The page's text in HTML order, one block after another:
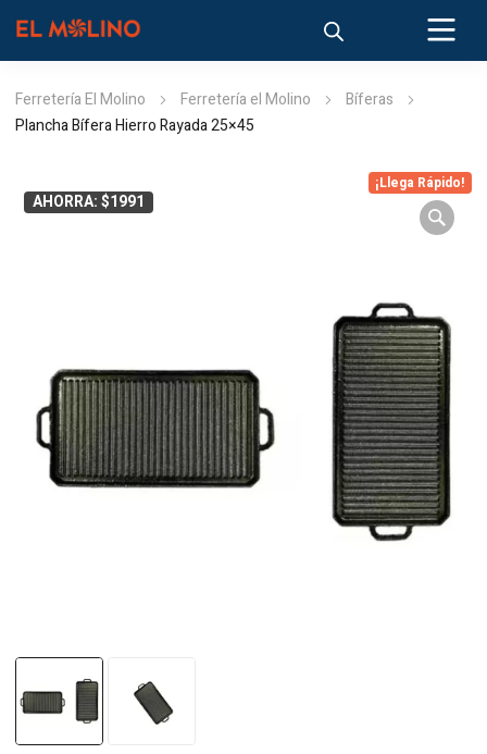
Ferretería El Molino Ferretería el Molino
Bíferas
Plancha Bífera Hierro Rayada 25×45
AHORRA: $1991
¡Llega Rápido!